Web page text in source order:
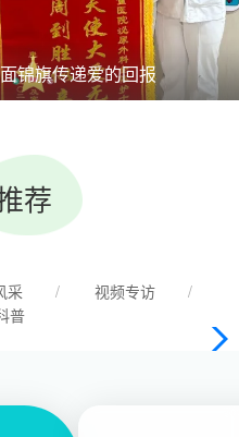
救科普进校园
荐
采 / 视频专访
/
普
紧看过来